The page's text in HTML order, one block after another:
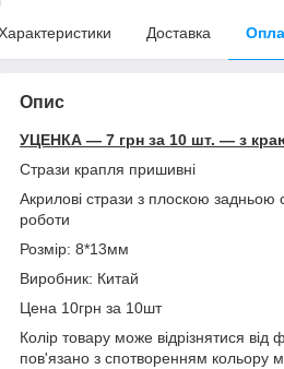
Доставка
Опис
УЦЕНКА — 7 грн за 10 шт. — з
Стрази крапля пришивні
Акрилові стрази з плоскою задньою
роботи
Розмір: 8*13мм
Виробник: Китай
Цена 10грн за 10шт
Колір товару може відрізнятися
пов'язано з спотворенням кольору